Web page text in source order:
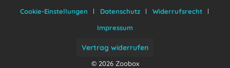
Cookie-Einstellungen
Datenschutz
Widerrufsrecht
Impressum
Vertrag widerrufen
© 2026 Zoobox